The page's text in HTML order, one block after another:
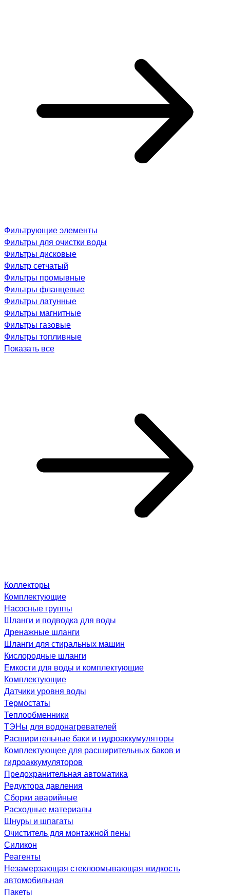
Фильтрующие элементы
Фильтры для очистки воды
Фильтры дисковые
Фильтр сетчатый
Фильтры промывные
Фильтры фланцевые
Фильтры латунные
Фильтры магнитные
Фильтры газовые
Фильтры топливные
Показать все
Коллекторы
Комплектующие
Насосные группы
Шланги и подводка для воды
Дренажные шланги
Шланги для стиральных машин
Кислородные шланги
Емкости для воды и комплектующие
Комплектующие
Датчики уровня воды
Термостаты
Теплообменники
ТЭНы для водонагревателей
Расширительные баки и гидроаккумуляторы
Комплектующее для расширительных баков и
гидроаккумуляторов
Предохранительная автоматика
Редуктора давления
Сборки аварийные
Расходные материалы
Шнуры и шпагаты
Очиститель для монтажной пены
Силикон
Реагенты
Незамерзающая стеклоомывающая жидкость
автомобильная
Пакеты